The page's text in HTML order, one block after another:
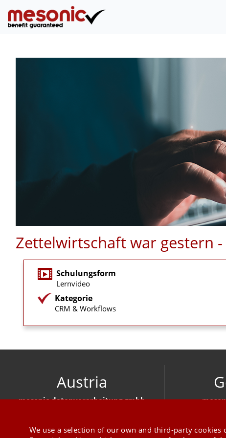
Zettelwirtschaft war gestern
Schulungsform
Lernvideo
Kategorie
CRM & Workflows
Austria
mesonic datenverarbeitung gmbh
We use a selection of our own and third-party cookies